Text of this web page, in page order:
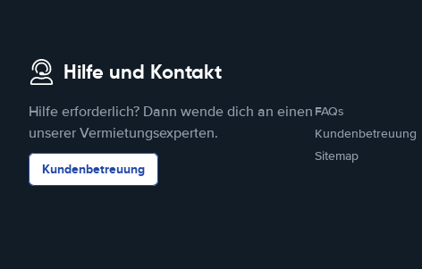
Hilfe und Kontakt
Hilfe erforderlich? Dann wende dich an einen
unserer Vermietungsexperten.
Kundenbetreuung
FAQs
Kundenbetreuung
Sitemap